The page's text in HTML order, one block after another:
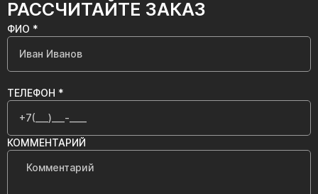
РАССЧИТАЙТЕ ЗАКАЗ
ФИО *
ТЕЛЕФОН *
КОММЕНТАРИЙ